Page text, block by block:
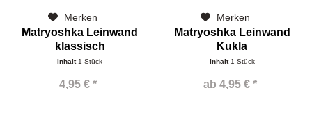
Merken
Matryoshka Leinwand
klassisch
Inhalt1 Stück
4,95 € *
Merken
Matryoshka Leinwand
Kukla
Inhalt1 Stück
ab 4,95 € *